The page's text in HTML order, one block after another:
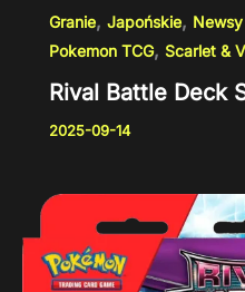
Granie, Japońskie,
Pokemon TCG, Scarlet &
Rival Battle Deck
2025-09-14